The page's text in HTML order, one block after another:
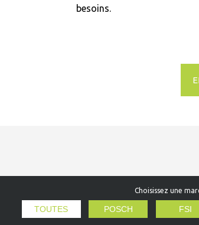
besoins.
Choisissez une
TOUTES POSCH FSI